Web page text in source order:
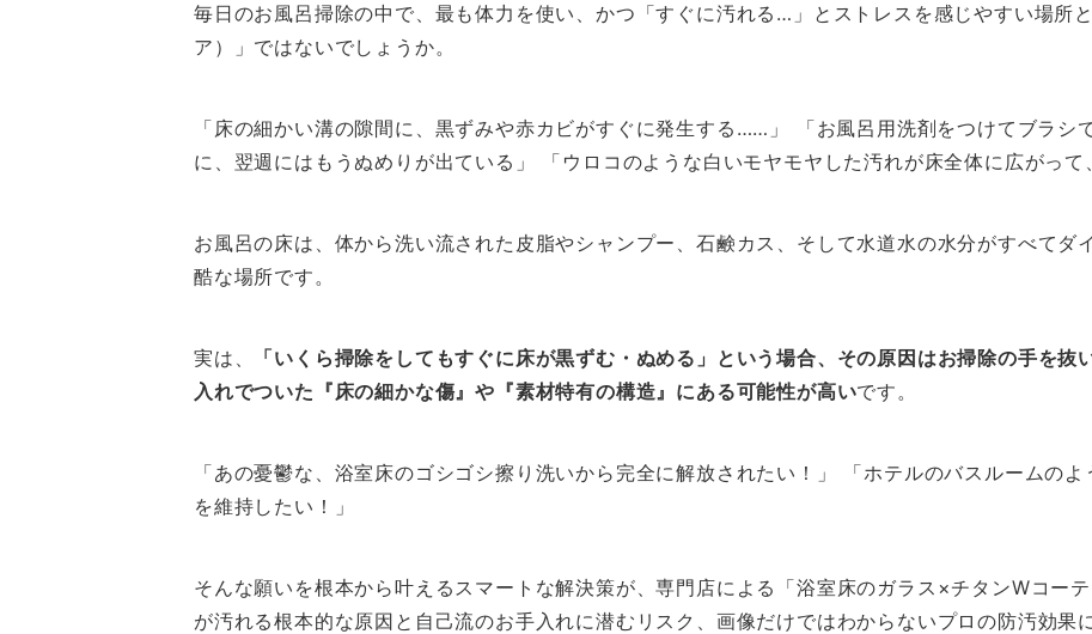
毎日のお風呂掃除の中で、最も体力を使い、かつ「すぐに汚れる…」とストレスを感じやすい場所
ア）」ではないでしょうか。
「床の細かい溝の隙間に、黒ずみや赤カビがすぐに発生する……」 「お風呂用洗剤をつけてブラシ
に、翌週にはもうぬめりが出ている」 「ウロコのような白いモヤモヤした汚れが床全体に広がって
お風呂の床は、体から洗い流された皮脂やシャンプー、石鹸カス、そして水道水の水分がすべてダ
酷な場所です。
実は、
「いくら掃除をしてもすぐに床が黒ずむ・ぬめる」という場合、その原因はお掃除の手を抜
入れでついた『床の細かな傷』や『素材特有の構造』にある可能性が高いです。
「あの憂鬱な、浴室床のゴシゴシ擦り洗いから完全に解放されたい！」 「ホテルのバスルームの
を維持したい！」
そんな願いを根本から叶えるスマートな解決策が、専門店による「浴室床のガラス×チタンWコー
が汚れる根本的な原因と自己流のお手入れに潜むリスク、画像だけではわからないプロの防汚効果